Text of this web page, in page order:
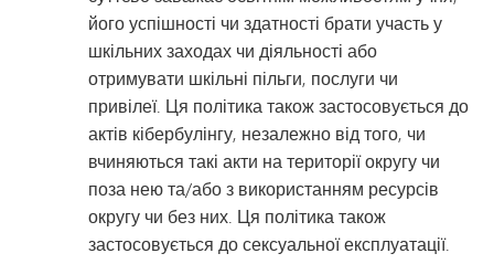
його успішності чи здатності брати участь у
шкільних заходах чи діяльності або
отримувати шкільні пільги, послуги чи
привілеї. Ця політика також застосовується до
актів кібербулінгу, незалежно від того, чи
вчиняються такі акти на території округу чи
поза нею та/або з використанням ресурсів
округу чи без них. Ця політика також
застосовується до сексуальної експлуатації.